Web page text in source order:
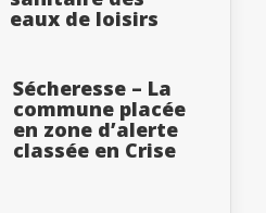
eaux de loisirs
Sécheresse – La
commune placée
en zone d’alerte
classée en Crise